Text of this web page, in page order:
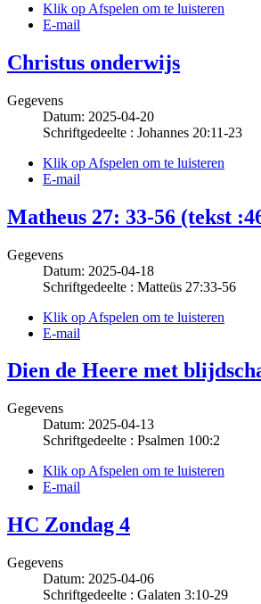
Klik op Afspelen om te luisteren
E-mail
Christus onderwijs
Gegevens
Datum: 2025-04-20
Schriftgedeelte : Johannes 20:11-23
Klik op Afspelen om te luisteren
E-mail
Matheus 27: 33-56 (tekst
Gegevens
Datum: 2025-04-18
Schriftgedeelte : Matteüs 27:33-56
Klik op Afspelen om te luisteren
E-mail
Dien de Heere met
Gegevens
Datum: 2025-04-13
Schriftgedeelte : Psalmen 100:2
Klik op Afspelen om te luisteren
E-mail
HC Zondag 4
Gegevens
Datum: 2025-04-06
Schriftgedeelte : Galaten 3:10-29